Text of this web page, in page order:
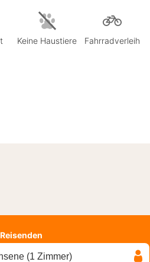
Keine Haustiere Fahrradverleih
(1 Zimmer)